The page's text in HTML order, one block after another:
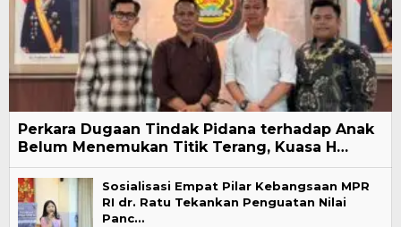
Perkara Dugaan Tindak Pidana terhadap Anak
Belum Menemukan Titik Terang, Kuasa H…
Sosialisasi Empat Pilar Kebangsaan MPR
RI dr. Ratu Tekankan Penguatan Nilai
Panc…